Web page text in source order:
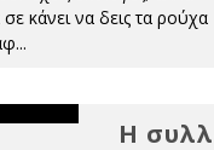
κάνει να δεις τα ρούχα
...
Η